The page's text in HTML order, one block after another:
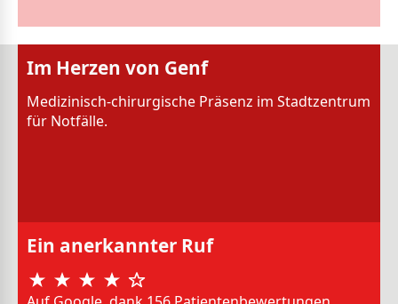
Im Herzen von Genf
Medizinisch-chirurgische Präsenz im Stadtzentrum
für Notfälle.
Ein anerkannter Ruf